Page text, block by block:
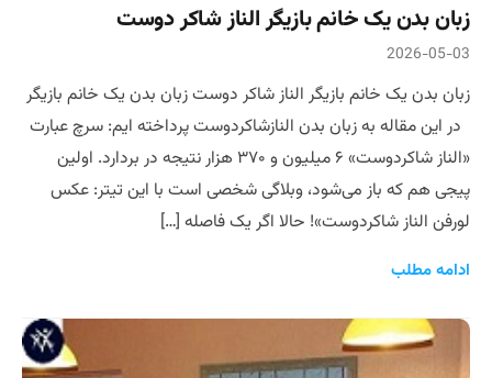
زبان بدن یک خانم بازیگر الناز شاکر دوست
2026-05-03
زبان بدن یک خانم بازیگر الناز شاکر دوست زبان بدن یک خانم بازیگر
در این مقاله به زبان بدن النازشاکردوست پرداخته ایم: سرچ عبارت
«الناز شاکردوست» ۶ میلیون و ۳۷۰ هزار نتیجه در بردارد. اولین
پیجی هم که باز می‌شود، وبلاگی شخصی است با این تیتر: عکس
لورفن الناز شاکردوست»! حالا اگر یک فاصله […]
ادامه مطلب